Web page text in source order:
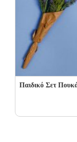
Παιδικό Σετ